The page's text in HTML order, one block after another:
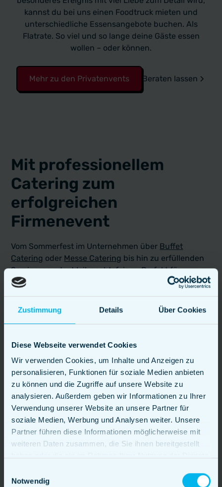
Zustimmung Details Über Cookies
Diese Webseite verwendet Cookies
Wir verwenden Cookies, um Inhalte und Anzeigen zu
personalisieren, Funktionen für soziale Medien anbieten
zu können und die Zugriffe auf unsere Website zu
analysieren. Außerdem geben wir Informationen zu Ihrer
Verwendung unserer Website an unsere Partner für
soziale Medien, Werbung und Analysen weiter. Unsere
Partner führen diese Informationen möglicherweise mit
weiteren Daten zusammen, die Sie ihnen bereitgestellt
Notwendig
kannst du bei uns einen Foodtruck mieten und
unterschiedliche Essensangebote buchen. Als
Flatrate. So viel und so lange deine Gäste essen
wollen – oder können.
Mehr zu den Privatenvents Beraten lassen
Mit professionellem
Catering zum
erfolgreichen
Firmenevent
Vom Sommerfest im Unternehmen über Buffet
Catering oder Messe Catering bis hin zu erfüllenden
Seminaren oder Weihnachtsfeiern: Perfekt für
hochkarätige Gäste mit besonderen Ansprüchen.
Mehr zu Firmenevents